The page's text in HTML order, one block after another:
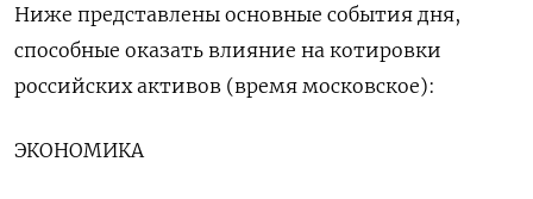
Ниже представлены основные события дня,
способные оказать влияние на котировки
российских активов (время московское):
ЭКОНОМИКА